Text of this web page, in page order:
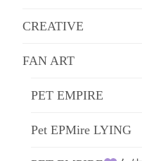
CREATIVE
FAN ART
PET EMPIRE
Pet EPMire LYING